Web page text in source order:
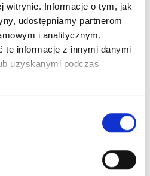
witrynie. Informacje o tym, jak
udostępniamy partnerom
i analitycznym.
te informacje z innymi danymi
uzyskanymi podczas
doświadczenie, dokonują
więcej.
jest w stanie
doświadczenia,
dostęp do unikatowych